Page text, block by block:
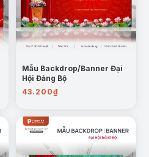
Mẫu Backdrop/Banner Đại
Hội Đảng Bộ
43.200₫